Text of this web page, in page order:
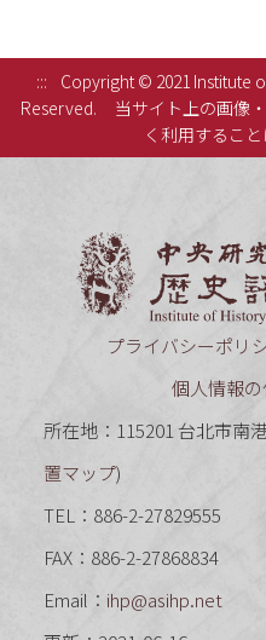
:::
Copyright © 2021 Institute
Reserved.
当サイト上の画像
く利用すること
プライバシーポリ
個人情報
所在地：115201 台北市南
置マップ)
TEL：886-2-27829555
FAX：886-2-27868834
Email： ihp@asihp.net